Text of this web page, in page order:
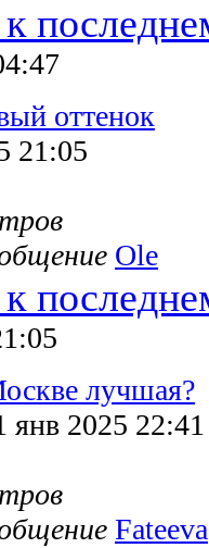
оттенок
21:05
Ole
лучшая?
янв 2025 22:41
Fateeva